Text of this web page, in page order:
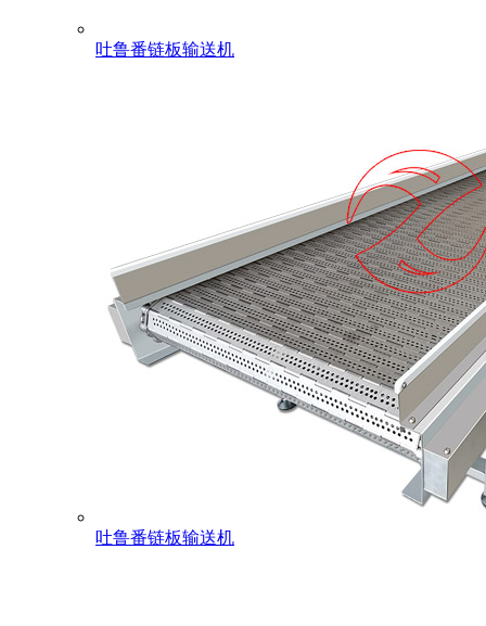
吐鲁番链板输送机
吐鲁番链板输送机